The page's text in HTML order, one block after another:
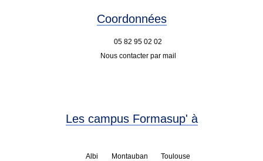
Coordonnées
05 82 95 02 02
Nous contacter par mail
Les campus Formasup' à
Albi Montauban Toulouse